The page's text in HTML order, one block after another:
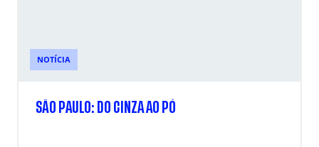
NOTÍCIA
SÃO PAULO: DO CINZA AO PÓ